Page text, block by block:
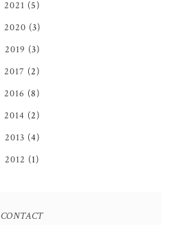
2021 (5)
2020 (3)
2019 (3)
2017 (2)
2016 (8)
2014 (2)
2013 (4)
2012 (1)
CONTACT